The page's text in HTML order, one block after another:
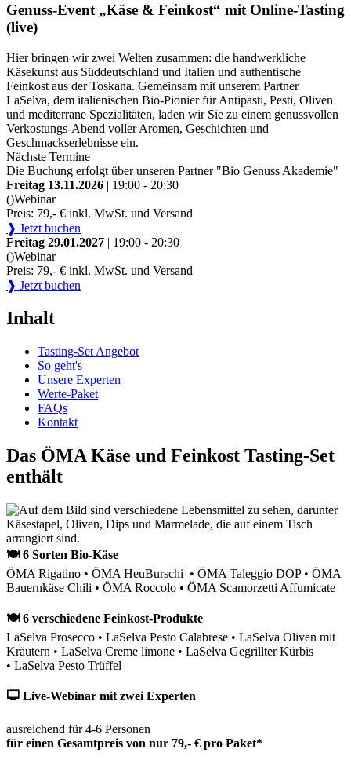
Genuss-Event „Käse & Feinkost“ mit Online-Tasting
(live)
Hier bringen wir zwei Welten zusammen: die handwerkliche
Käsekunst aus Süddeutschland und Italien und authentische
Feinkost aus der Toskana. Gemeinsam mit unserem Partner
LaSelva, dem italienischen Bio-Pionier für Antipasti, Pesti, Oliven
und mediterrane Spezialitäten, laden wir Sie zu einem genussvollen
Verkostungs-Abend voller Aromen, Geschichten und
Geschmackserlebnisse ein.
Nächste Termine
Die Buchung erfolgt über unseren Partner "Bio Genuss Akademie"
Freitag 13.11.2026 | 19:00 - 20:30
()Webinar
Preis: 79,- € inkl. MwSt. und Versand
❱ Jetzt buchen
Freitag 29.01.2027 | 19:00 - 20:30
()Webinar
Preis: 79,- € inkl. MwSt. und Versand
❱ Jetzt buchen
Inhalt
Tasting-Set Angebot
So geht's
Unsere Experten
Werte-Paket
FAQs
Kontakt
Das ÖMA Käse und Feinkost Tasting-Set
enthält
🍽 6 Sorten Bio-Käse
ÖMA Rigatino • ÖMA HeuBurschi • ÖMA Taleggio DOP • ÖMA
Bauernkäse Chili • ÖMA Roccolo • ÖMA Scamorzetti Affumicate
🍽 6 verschiedene Feinkost-Produkte
LaSelva Prosecco • LaSelva Pesto Calabrese • LaSelva Oliven mit
Kräutern • LaSelva Creme limone • LaSelva Gegrillter Kürbis
• LaSelva Pesto Trüffel
🖵 Live-Webinar mit zwei Experten
ausreichend für 4-6 Personen
für einen Gesamtpreis von nur 79,- € pro Paket*